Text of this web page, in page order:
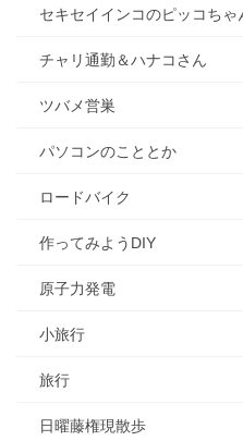
セキセイインコのピッコちゃ
チャリ通勤＆ハナコさん
ツバメ営巣
パソコンのこととか
ロードバイク
作ってみようDIY
原子力発電
小旅行
旅行
日曜藤権現散歩